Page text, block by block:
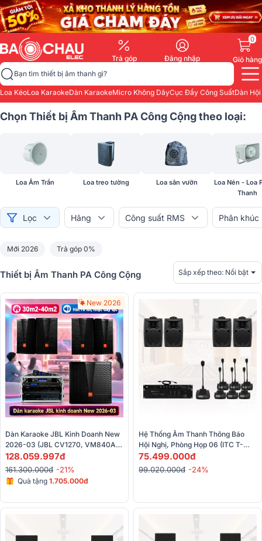
Trả góp Đăng nhập
0
Giỏ hàng
Bạn tìm thiết bị âm thanh gì?
Loa KéoLoa KaraokeDàn KaraokeMicro Không DâyCục Đẩy Công SuấtDàn
Chọn Thiết bị Âm Thanh PA Công Cộng theo loại:
Loa Âm Trần Loa treo tường Loa sân vườn
Loa Nén - Loa
Thanh
Lọc Hãng Công suất RMS Phân khúc
Mới 2026 Trả góp 0%
Thiết bị Âm Thanh PA Công Cộng Sắp xếp theo: Nổi bật
New 2026
Dàn Karaoke JBL Kinh Doanh New
2026-03 (JBL CV1270, VM840A,
VM820A, JBL VX9, CV18S,
VM300)
128.059.997đ
161.300.000đ -21%
Quà tặng 1.705.000đ
Hệ Thống Âm Thanh Thông Báo
Hội Nghị, Phòng Họp 06 (ITC T-
776S, ITC TF-M06104,...)
75.499.000đ
99.020.000đ -24%